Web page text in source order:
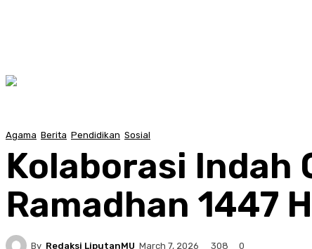
Agama Berita Pendidikan Sosial
Kolaborasi Indah
Ramadhan 1447 H
By Redaksi LiputanMU March 7, 2026 308 0